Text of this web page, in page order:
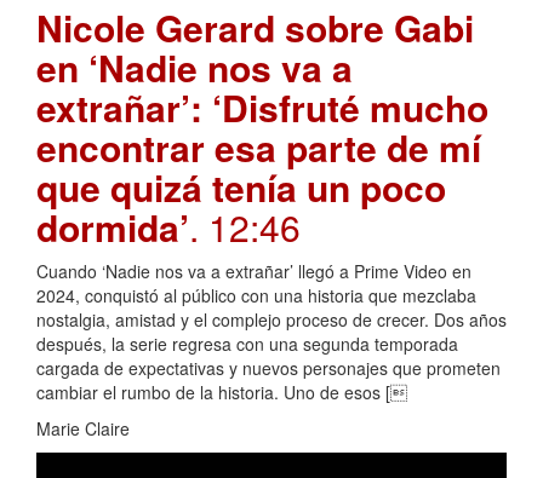
Nicole Gerard sobre Gabi
en ‘Nadie nos va a
extrañar’: ‘Disfruté mucho
encontrar esa parte de mí
que quizá tenía un poco
dormida’. 12:46
Cuando ‘Nadie nos va a extrañar’ llegó a Prime Video en
2024, conquistó al público con una historia que mezclaba
nostalgia, amistad y el complejo proceso de crecer. Dos años
después, la serie regresa con una segunda temporada
cargada de expectativas y nuevos personajes que prometen
cambiar el rumbo de la historia. Uno de esos [
Marie Claire